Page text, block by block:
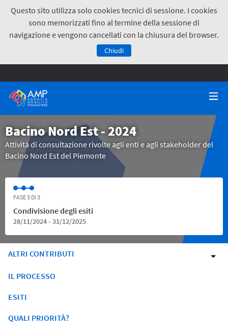
Questo sito utilizza solo cookies tecnici di sessione. I cookies
sono memorizzati fino al termine della sessione di
navigazione e vengono cancellati con la chiusura del browser.
Chiudi
Bacino Nord Est - 2024
Attività di consultazione rivolte agli enti e agli stakeholder del
Bacino Nord Est del Piemonte
FASE 3 DI 3
Condivisione degli esiti
28/11/2024 - 31/12/2025
ALTRI CONTRIBUTI
IL PROCESSO
ESITI
QUALI PRIORITÀ?